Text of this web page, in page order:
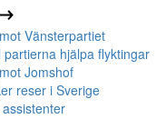
Vänsterpartiet
partierna hjälpa flyktingar
Jomshof
reser i Sverige